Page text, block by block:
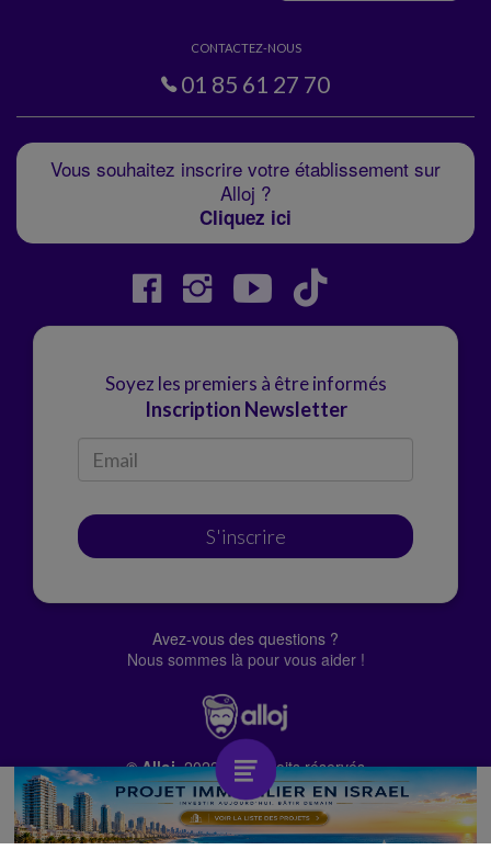
CONTACTEZ-NOUS
01 85 61 27 70
Vous souhaitez inscrire votre établissement sur
Alloj ?
Cliquez ici
Soyez les premiers à être informés
Inscription Newsletter
S'inscrire
Avez-vous des questions ?
Nous sommes là pour vous aider !
© Alloj.2022 Tous droits réservés